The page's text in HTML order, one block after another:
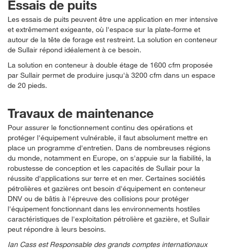
Essais de puits
Les essais de puits peuvent être une application en mer intensive
et extrêmement exigeante, où l'espace sur la plate-forme et
autour de la tête de forage est restreint. La solution en conteneur
de Sullair répond idéalement à ce besoin.
La solution en conteneur à double étage de 1600 cfm proposée
par Sullair permet de produire jusqu'à 3200 cfm dans un espace
de 20 pieds.
Travaux de maintenance
Pour assurer le fonctionnement continu des opérations et
protéger l'équipement vulnérable, il faut absolument mettre en
place un programme d'entretien. Dans de nombreuses régions
du monde, notamment en Europe, on s'appuie sur la fiabilité, la
robustesse de conception et les capacités de Sullair pour la
réussite d'applications sur terre et en mer. Certaines sociétés
pétrolières et gazières ont besoin d'équipement en conteneur
DNV ou de bâtis à l'épreuve des collisions pour protéger
l'équipement fonctionnant dans les environnements hostiles
caractéristiques de l'exploitation pétrolière et gazière, et Sullair
peut répondre à leurs besoins.
Ian Cass est Responsable des grands comptes internationaux